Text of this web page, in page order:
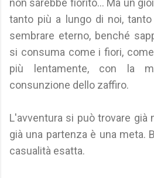
non sarebbe fiorito... Ma un
tanto più a lungo di noi,
sembrare eterno, benché
si consuma come i fiori,
più lentamente, con la
consunzione dello zaffiro.
L'avventura si può trovare già
già una partenza è una meta.
casualità esatta.